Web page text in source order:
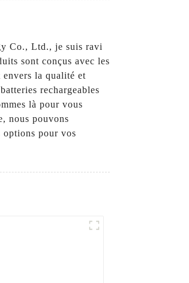
Co., Ltd., je suis ravi
sont conçus avec les
envers la qualité et
rechargeables
là pour vous
nous pouvons
options pour vos